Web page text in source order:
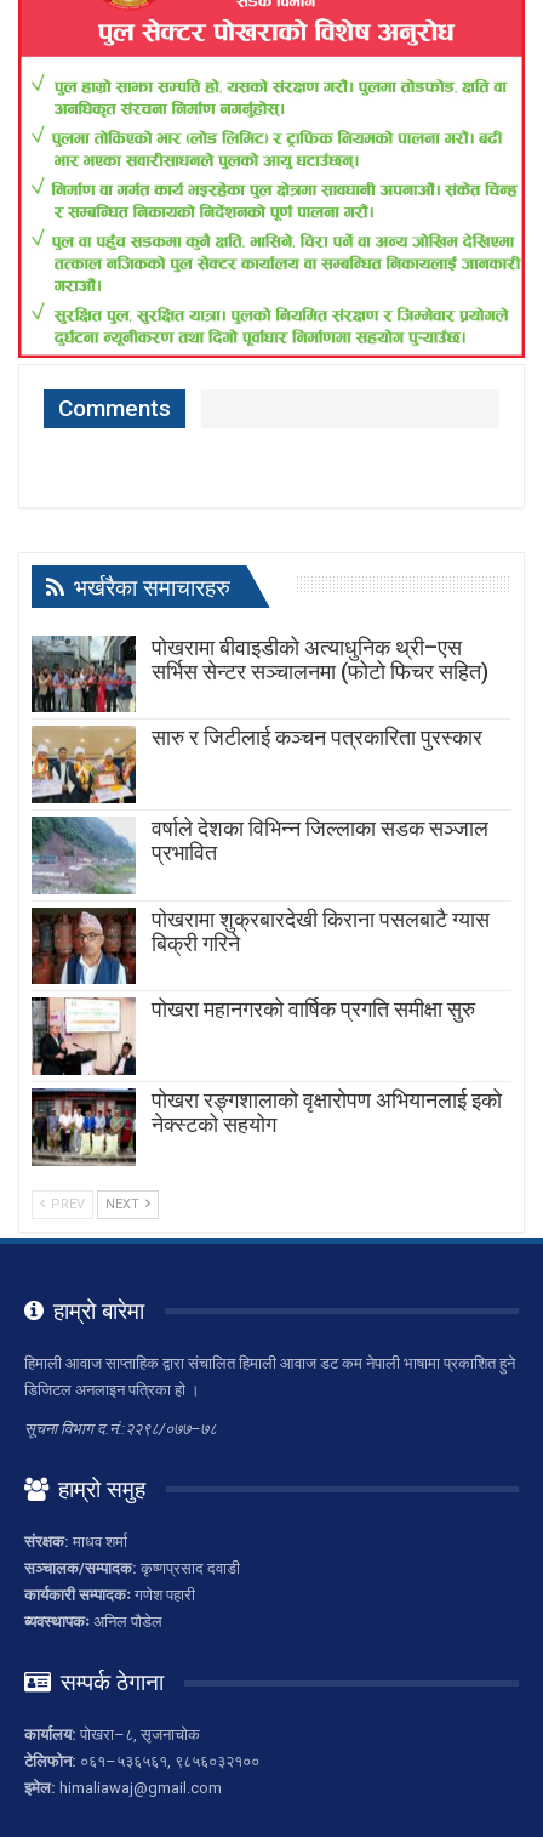
Comments
भर्खरैका समाचारहरु
पोखरामा बीवाइडीको अत्याधुनिक थ्री–एस
सर्भिस सेन्टर सञ्चालनमा (फोटो फिचर सहित)
सारु र जिटीलाई कञ्चन पत्रकारिता पुरस्कार
वर्षाले देशका विभिन्न जिल्लाका सडक सञ्जाल
प्रभावित
पोखरामा शुक्रबारदेखी किराना पसलबाटै ग्यास
बिक्री गरिने
पोखरा महानगरको वार्षिक प्रगति समीक्षा सुरु
पोखरा रङ्गशालाको वृक्षारोपण अभियानलाई इको
नेक्स्टको सहयोग
PREV NEXT
हाम्रो बारेमा
हिमाली आवाज साप्ताहिक द्वारा संचालित हिमाली आवाज डट कम नेपाली भाषामा प्रकाशित हुने
डिजिटल अनलाइन पत्रिका हो ।
सूचना विभाग द.नं.:२२९८/०७७–७८
हाम्रो समुह
संरक्षक: माधव शर्मा
सञ्चालक/सम्पादक: कृष्णप्रसाद दवाडी
कार्यकारी सम्पादकः गणेश पहारी
ब्यवस्थापकः अनिल पौडेल
सम्पर्क ठेगाना
कार्यालय: पोखरा–८, सृजनाचोक
टेलिफोन: ०६१–५३६५६१, ९८५६०३२१००
इमेल: himaliawaj@gmail.com